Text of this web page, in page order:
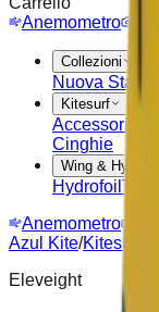
Anemometro
Collezioni
Nuova
Kitesurf
Accessori Kite
Cinghie
Wing & Hydrofoil
Hydrofoil
Anemometro
Azul Kite/Kitesurf
Eleveight